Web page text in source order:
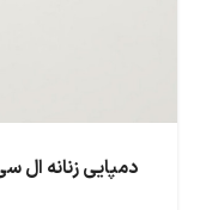
دمپایی زنانه ال